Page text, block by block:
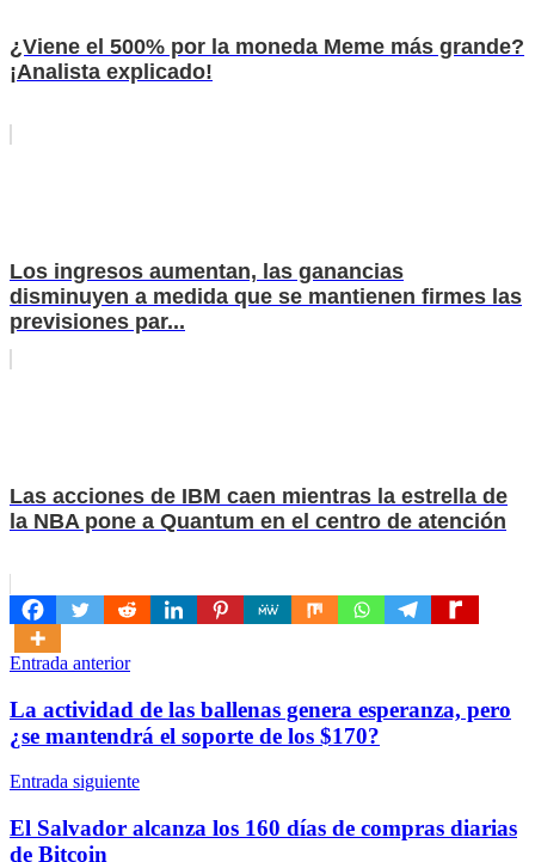
¿Viene el 500% por la moneda Meme más grande?
¡Analista explicado!
Los ingresos aumentan, las ganancias
disminuyen a medida que se mantienen firmes las
previsiones par...
Las acciones de IBM caen mientras la estrella de
la NBA pone a Quantum en el centro de atención
Navegación
de
entradas
Entrada anterior
La actividad de las ballenas genera esperanza, pero
¿se mantendrá el soporte de los $170?
Entrada siguiente
El Salvador alcanza los 160 días de compras diarias
de Bitcoin